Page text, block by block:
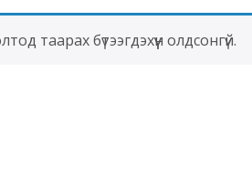
таарах бүтээгдэхүүн олдсонгүй.